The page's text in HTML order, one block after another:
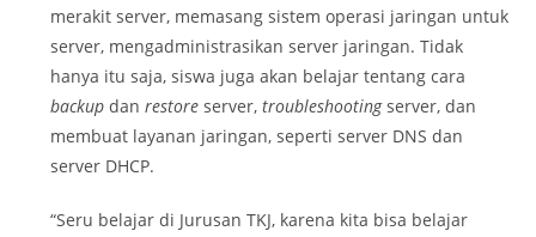
merakit server, memasang sistem operasi jaringan untuk
server, mengadministrasikan server jaringan. Tidak
hanya itu saja, siswa juga akan belajar tentang cara
backup danrestore server,troubleshootingserver, dan
membuat layanan jaringan, seperti server DNS dan
server DHCP.
“Seru belajar di Jurusan TKJ, karena kita bisa belajar